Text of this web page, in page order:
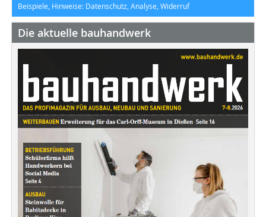
Beispiele, Hinweise: Datenschutz, Analyse, Widerruf
Die aktuelle bauhandwerk